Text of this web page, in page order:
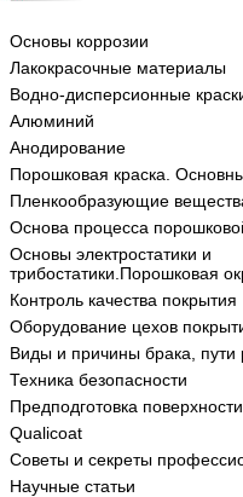
Основы коррозии
Лакокрасочные материалы
Водно-дисперсионные
Алюминий
Анодирование
Порошковая краска.
Пленкообразующие
Основа процесса
Основы электростатики и
трибостатики.Порошковая
Контроль качества покрытия
Оборудование цехов
Виды и причины брака, пути
Техника безопасности
Предподготовка поверхности
Qualicoat
Советы и секреты
Научные статьи